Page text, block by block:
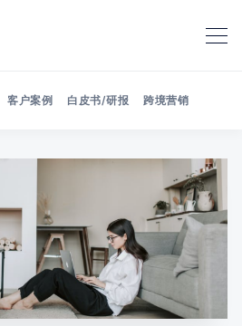
客户案例 白皮书/研报 跨境营销